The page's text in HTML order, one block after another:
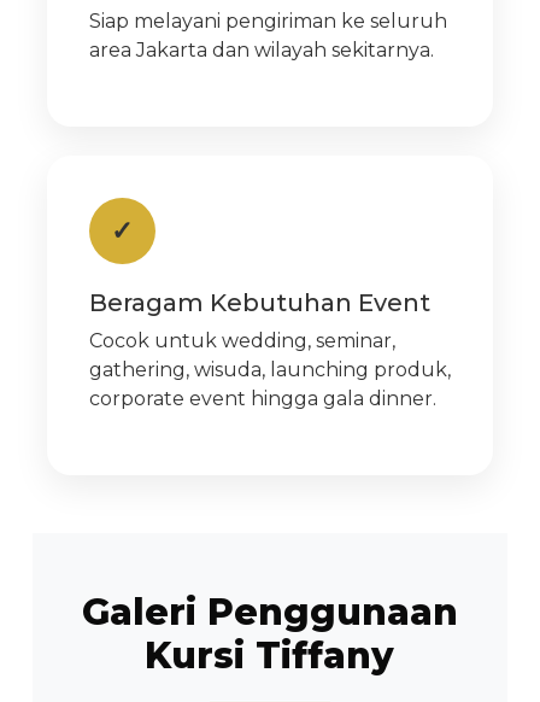
Siap melayani pengiriman ke seluruh
area Jakarta dan wilayah sekitarnya.
✓
Beragam Kebutuhan Event
Cocok untuk wedding, seminar,
gathering, wisuda, launching produk,
corporate event hingga gala dinner.
Galeri Penggunaan
Kursi Tiffany